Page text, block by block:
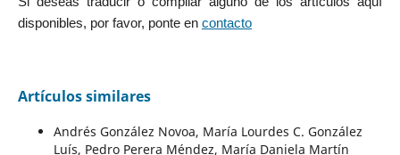
disponibles, por favor, ponte en contacto
Artículos similares
Andrés González Novoa, María Lourdes C. González
Luís, Pedro Perera Méndez, María Daniela Martín